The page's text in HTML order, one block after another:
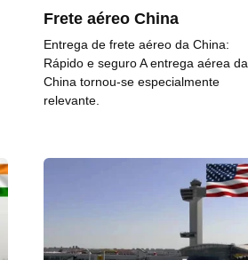
Frete aéreo China
Entrega de frete aéreo da China:
Rápido e seguro A entrega aérea da
China tornou-se especialmente
relevante.